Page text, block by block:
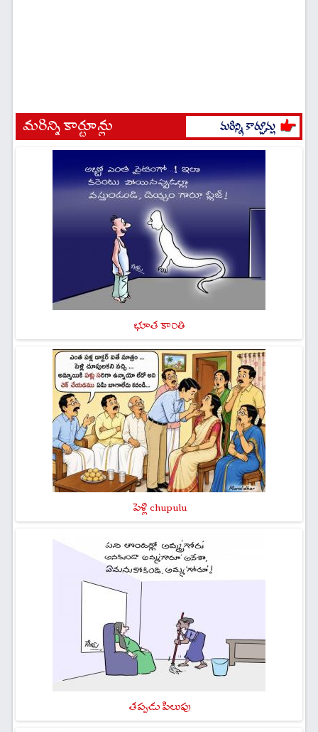
మరిన్ని కార్టూన్లు
భూత కాంతి
పెళ్లి chupulu
తప్పుడు పిలుపు